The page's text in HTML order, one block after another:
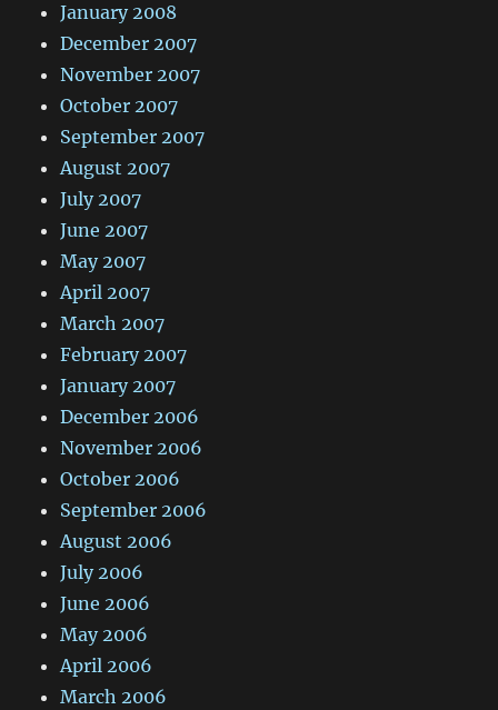
January 2008
December 2007
November 2007
October 2007
September 2007
August 2007
July 2007
June 2007
May 2007
April 2007
March 2007
February 2007
January 2007
December 2006
November 2006
October 2006
September 2006
August 2006
July 2006
June 2006
May 2006
April 2006
March 2006